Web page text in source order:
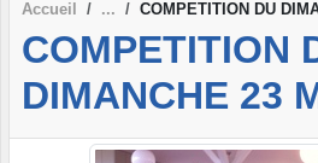
Accueil COMPETITION DU
COMPETITION
DIMANCHE 23